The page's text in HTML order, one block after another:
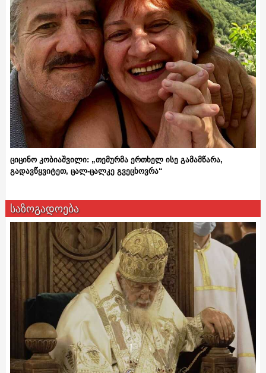
ციცინო კობიაშვილი: „თემურმა ერთხელ ისე გამამწარა,
გადავწყვიტეთ, ცალ-ცალკე გვეცხოვრა“
საზოგადოება